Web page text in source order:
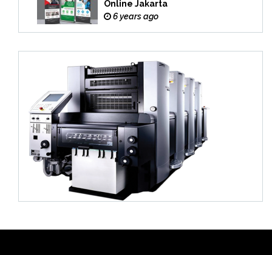
Online Jakarta
6 years ago